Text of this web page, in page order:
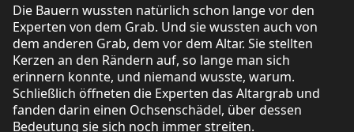
Die Bauern wussten natürlich schon lange vor den
Experten von dem Grab. Und sie wussten auch von
dem anderen Grab, dem vor dem Altar. Sie stellten
Kerzen an den Rändern auf, so lange man sich
erinnern konnte, und niemand wusste, warum.
Schließlich öffneten die Experten das Altargrab und
fanden darin einen Ochsenschädel, über dessen
Bedeutung sie sich noch immer streiten.